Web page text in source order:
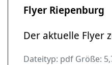
Flyer Riepenburg
Der aktuelle Flyer
Dateityp: pdf Größe: